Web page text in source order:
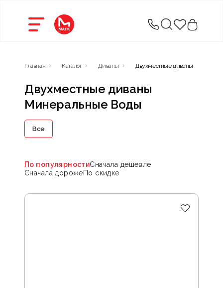
Главная Каталог Диваны Двухместные диваны
Двухместные диваны
Минеральные Воды
Все
По популярностиСначала дешевле
Сначала дорожеПо скидке